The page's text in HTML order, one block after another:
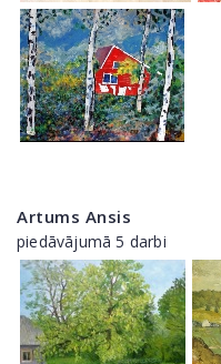
Artums Ansis
piedāvājumā 5 darbi